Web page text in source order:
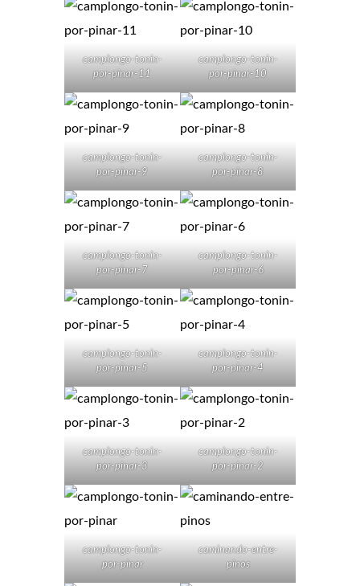
camplongo-tonin-
por-pinar-11
camplongo-tonin-
por-pinar-10
camplongo-tonin-
por-pinar-9
camplongo-tonin-
por-pinar-8
camplongo-tonin-
por-pinar-7
camplongo-tonin-
por-pinar-6
camplongo-tonin-
por-pinar-5
camplongo-tonin-
por-pinar-4
camplongo-tonin-
por-pinar-3
camplongo-tonin-
por-pinar-2
camplongo-tonin-
por-pinar
caminando-entre-
pinos